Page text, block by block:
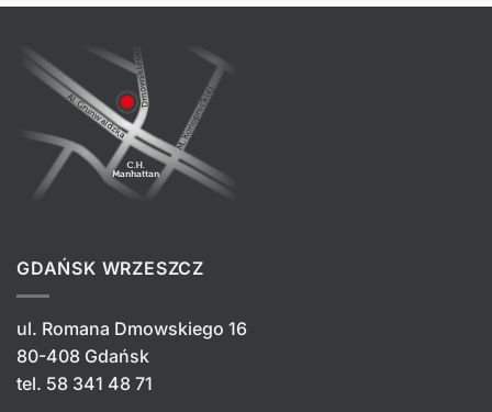
GDAŃSK WRZESZCZ
ul. Romana Dmowskiego 16
80-408 Gdańsk
tel. 58 341 48 71